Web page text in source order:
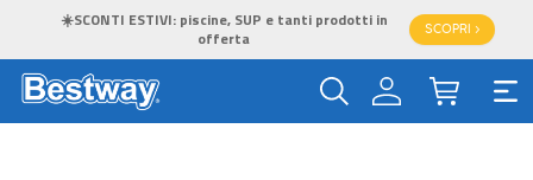
☀️SCONTI ESTIVI: piscine, SUP e tanti prodotti in
offerta
SCOPRI >